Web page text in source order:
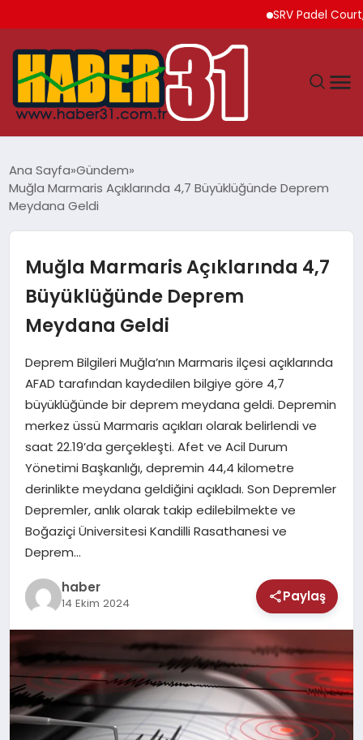
SRV Padel Court,
HATAY
EKONOMI
GÜNDEM
MAGAZIN
SAĞLIK
TEKNOLOJI
Ana Sayfa Gündem
Muğla Marmaris Açıklarında 4,7 Büyüklüğünde Deprem
Meydana Geldi
Muğla Marmaris Açıklarında 4,7
Büyüklüğünde Deprem
Meydana Geldi
Deprem Bilgileri Muğla’nın Marmaris ilçesi açıklarında
AFAD tarafından kaydedilen bilgiye göre 4,7
büyüklüğünde bir deprem meydana geldi. Depremin
merkez üssü Marmaris açıkları olarak belirlendi ve
saat 22.19’da gerçekleşti. Afet ve Acil Durum
Yönetimi Başkanlığı, depremin 44,4 kilometre
derinlikte meydana geldiğini açıkladı. Son Depremler
Depremler, anlık olarak takip edilebilmekte ve
Boğaziçi Üniversitesi Kandilli Rasathanesi ve
Deprem…
haber
14 Ekim 2024 Paylaş